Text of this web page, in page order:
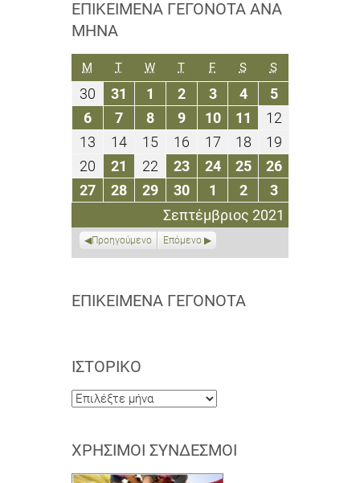
ΕΠΙΚΕΊΜΕΝΑ ΓΕΓΟΝΌΤΑ ΑΝΆ
ΜΉΝΑ
Σεπτέμβριος 2021
M ΔΕΥΤΈΡΑ
TΤΡΊΤΗ
WΤΕΤΆΡΤΗ
TΠΈΜΠΤΗ
FΠΑΡΑΣΚΕΥΉ
SΣΆΒΒΑΤΟ
SΚΥΡΙΑΚΉ
30
Αυγούστου
2021
31
Αυγούστου
2021
1
Σεπτεμβρίου
2021
22
Σεπτεμβρίου
2021
33
Σεπτεμβρίου
2021
44
Σεπτεμβρίου
2021
55
2021
66
Σεπτεμβρίου
2021
77
Σεπτεμβρίου
2021
88
Σεπτεμβρίου
2021
99
Σεπτεμβρίου
2021
1010
Σεπτεμβρίου
2021
11
Σεπτεμβρίου
2021
1212
2021
13
Σεπτεμβρίου
2021
1414
Σεπτεμβρίου
2021
1515
Σεπτεμβρίου
2021
16
Σεπτεμβρίου
2021
1717
Σεπτεμβρίου
2021
1818
Σεπτεμβρίου
2021
1919
2021
20
Σεπτεμβρίου
2021
21
Σεπτεμβρίου
2021
22
Σεπτεμβρίου
2021
2323
Σεπτεμβρίου
2021
2424
Σεπτεμβρίου
2021
2525
Σεπτεμβρίου
2021
2626
2021
2727
Σεπτεμβρίου
2828
Σεπτεμβρίου
2929
Σεπτεμβρίου
2021
3030
Σεπτεμβρίου
2021
1
Οκτωβρίου
2021
22
Οκτωβρίου
2021
33
Οκτωβρίου
2021
Προηγούμενο Επόμενο
ΕΠΙΚΕΊΜΕΝΑ ΓΕΓΟΝΌΤΑ
ΙΣΤΟΡΙΚΌ
Ιστορικό
ΧΡΉΣΙΜΟΙ ΣΎΝΔΕΣΜΟΙ